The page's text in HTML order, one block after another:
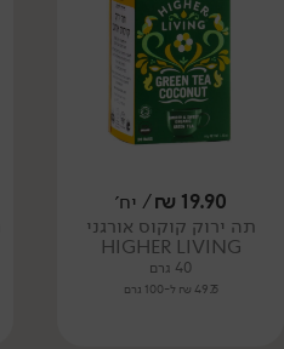
19.90
₪/ יח׳
תה ירוק קוקוס אורגני
HIGHER LIVING
40 גרם
49.75 ₪ ל-100 גרם